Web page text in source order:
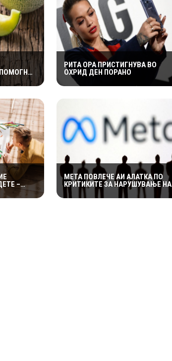
РИТА ОРА ПРИСТИГНУВА ВО
ОХРИД ДЕН ПОРАНО
–
МЕТА ПОВЛЕЧЕ АИ АЛАТКА ПО
КРИТИКИТЕ ЗА НАРУШУВАЊЕ НА
ПРИВАТНОСТА НА КОРИСНИЦИТЕ